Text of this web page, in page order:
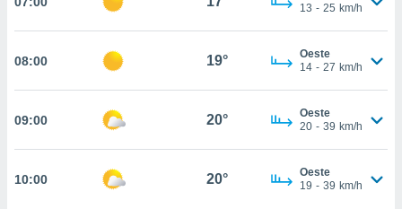
ya sean
nuestros
como
13 - 25 km/h
08:00 19°
Oeste
14 - 27 km/h
09:00 20°
Oeste
20 - 39 km/h
10:00 20°
Oeste
19 - 39 km/h